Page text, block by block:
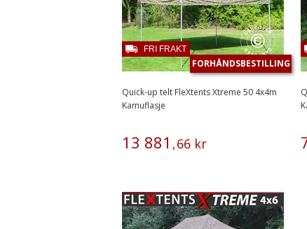
Quick-up telt FleXtents Xtreme 50 4x4m
Kamuflasje
13 881 ,66 kr
FORHÅNDSBESTILLING
FRI FRAKT